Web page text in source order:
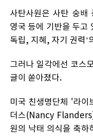
사탄사원은 사탄 숭배
영국 등에 기반을 두고
독립, 지혜, 자기 권력’
그러나 일각에선 코스
글이 쏟아졌다.
미국 친생명단체 '라
더스(Nancy
원의 낙태 의식을 축하